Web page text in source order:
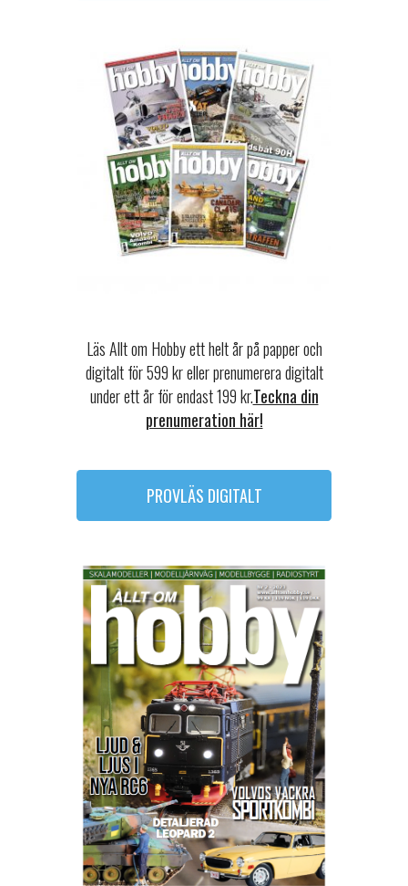
Läs Allt om Hobby ett helt år på papper och
digitalt för 599 kr eller prenumerera digitalt
under ett år för endast 199 kr.Teckna din
prenumeration här!
PROVLÄS DIGITALT